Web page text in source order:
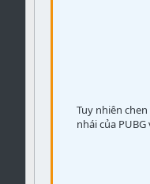
Tuy nhiên
nhái của